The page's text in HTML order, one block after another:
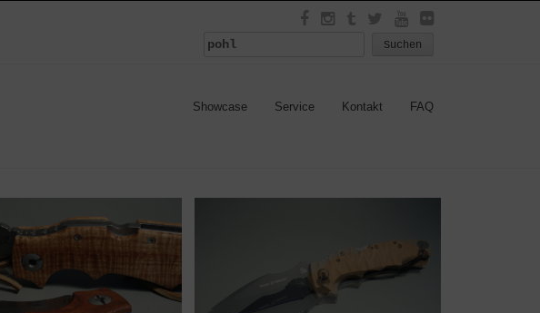
Suchen
Showcase Service Kontakt FAQ